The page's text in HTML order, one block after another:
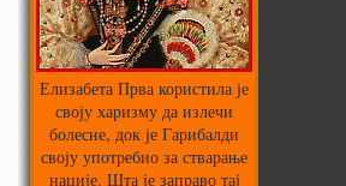
Елизабета Прва користила је
своју харизму да излечи
болесне, док је Гарибалди
своју употребио за стварање
нације. Шта је заправо тај